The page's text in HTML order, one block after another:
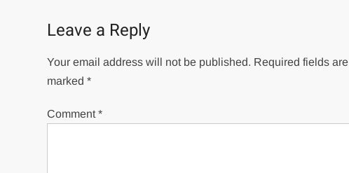
Leave a Reply
Your email address will not be published. Required fields are
marked*
Comment*